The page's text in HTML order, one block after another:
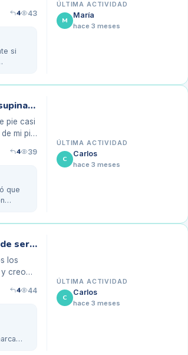
4 43
si
ÚLTIMA ACTIVIDAD
M
María
hace 3 meses
Dolor en la parte externa del pie al caminar, ¿puede ser por supinación?
pie casi
mi pie
4 39
que
ÚLTIMA ACTIVIDAD
C
Carlos
hace 3 meses
Mis pies duelen al estar de pie todo el día en el trabajo, ¿puede ser mi pisada?
los
y creo
4 44
ÚLTIMA ACTIVIDAD
C
Carlos
hace 3 meses